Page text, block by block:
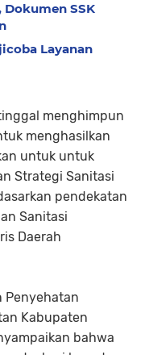
Dokumen SSK
Layanan
menghimpun
menghasilkan
untuk untuk
Strategi Sanitasi
pendekatan
Sanitasi
Daerah
Penyehatan
Kabupaten
bahwa